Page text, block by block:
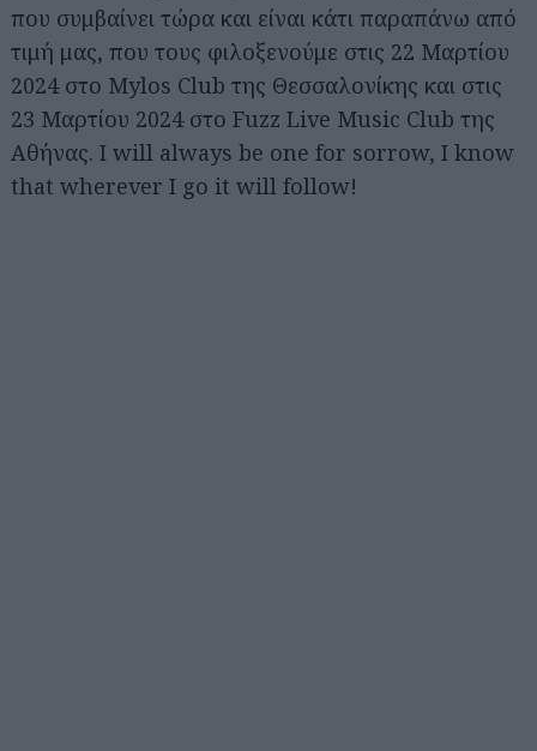
που συμβαίνει τώρα και είναι κάτι παραπάνω από
τιμή μας, που τους φιλοξενούμε στις 22 Μαρτίου
2024 στο Mylos Club της Θεσσαλονίκης και στις
23 Μαρτίου 2024 στο Fuzz Live Music Club της
Αθήνας. I will always be one for sorrow, I know
that wherever I go it will follow!